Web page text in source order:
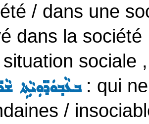
/ dans une
dans la
situation sociale
ܒܥܵܒ݂ܘܿܕ̈ܘܼܝܵܬܹܐ: qui
/